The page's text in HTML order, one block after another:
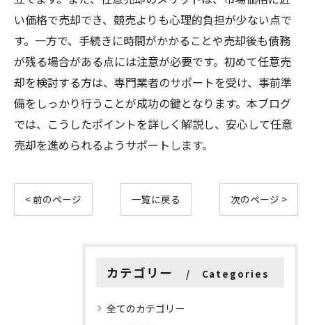
い価格で売却でき、競売よりも心理的負担が少ない点で
す。一方で、手続きに時間がかかることや売却後も債務
が残る場合がある点には注意が必要です。初めて任意売
却を検討する方は、専門業者のサポートを受け、事前準
備をしっかり行うことが成功の鍵となります。本ブログ
では、こうしたポイントを詳しく解説し、安心して任意
売却を進められるようサポートします。
< 前のページ 一覧に戻る 次のページ >
カテゴリー Categories
全てのカテゴリー